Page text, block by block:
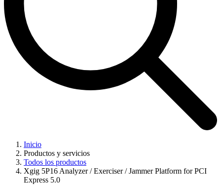
Inicio
Productos y servicios
Todos los productos
Xgig 5P16 Analyzer / Exerciser / Jammer Platform for PCI
Express 5.0